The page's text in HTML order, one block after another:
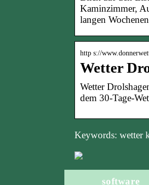
Kaminzimmer,
langen
http s://
Wetter
Wetter
dem 30-Tage-
Keywords: wetter
software